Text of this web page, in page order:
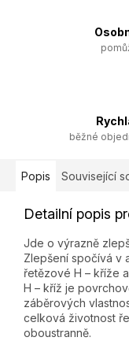
běžné
Popis Související
Detailní popis
Jde o výrazně
Zlepšení spočívá v
řetězové H – kříže
H – kříž je
záběrových
celková životnost
oboustranně.